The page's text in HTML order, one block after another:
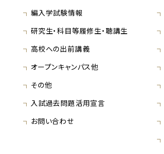
編入学試験情報
研究生・科目等履修生・聴講生
高校への出前講義
オープンキャンパス他
その他
入試過去問題活用宣言
お問い合わせ